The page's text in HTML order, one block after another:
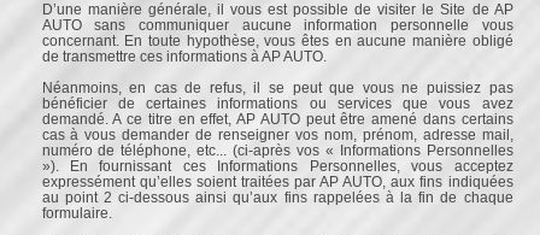
D’une manière générale, il vous est possible de visiter le Site de AP
AUTO sans communiquer aucune information personnelle vous
concernant. En toute hypothèse, vous êtes en aucune manière obligé
de transmettre ces informations à AP AUTO.
Néanmoins, en cas de refus, il se peut que vous ne puissiez pas
bénéficier de certaines informations ou services que vous avez
demandé. A ce titre en effet, AP AUTO peut être amené dans certains
cas à vous demander de renseigner vos nom, prénom, adresse mail,
numéro de téléphone, etc... (ci-après vos « Informations Personnelles
»). En fournissant ces Informations Personnelles, vous acceptez
expressément qu’elles soient traitées par AP AUTO, aux fins indiquées
au point 2 ci-dessous ainsi qu’aux fins rappelées à la fin de chaque
formulaire.